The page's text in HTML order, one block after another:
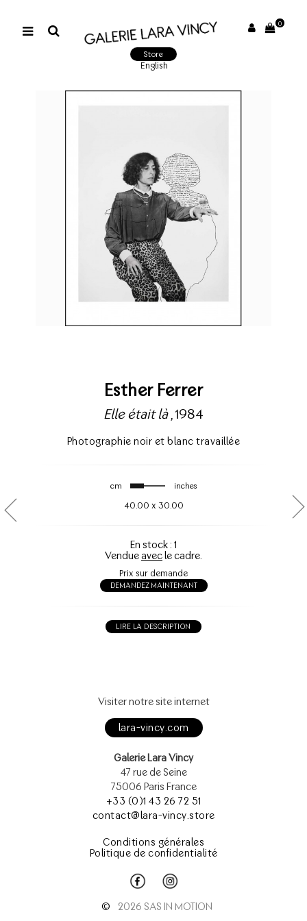
0
Store
English
Esther Ferrer
Elle était là, 1984
Photographie noir et blanc travaillée
cm inches
40.00 x 30.00
En stock : 1
Vendueavecle cadre.
Prix sur demande
DEMANDEZ MAINTENANT
LIRE LA DESCRIPTION
Visiter notre site internet
lara-vincy.com
Galerie Lara Vincy
47 rue de Seine
75006 Paris France
+33 (0)1 43 26 72 51
contact@lara-vincy.store
Conditions générales
Politique de confidentialité
© 2026 SAS IN MOTION